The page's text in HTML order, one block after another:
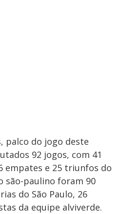
palco do jogo deste
92 jogos, com 41
empates e 25 triunfos do
são-paulino foram 90
do São Paulo, 26
da equipe alviverde.